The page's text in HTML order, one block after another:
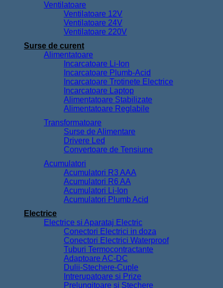
Ventilatoare
Ventilatoare 12V
Ventilatoare 24V
Ventilatoare 220V
Surse de curent
Alimentatoare
Incarcatoare Li-Ion
Incarcatoare Plumb-Acid
Incarcatoare Trotinete Electrice
Incarcatoare Laptop
Alimentatoare Stabilizate
Alimentatoare Reglabile
Transformatoare
Surse de Alimentare
Drivere Led
Convertoare de Tensiune
Acumulatori
Acumulatori R3 AAA
Acumulatori R6 AA
Acumulatori Li-Ion
Acumulatori Plumb Acid
Electrice
Electrice si Aparataj Electric
Conectori Electrici in doza
Conectori Electrici Waterproof
Tuburi Termocontractante
Adaptoare AC-DC
Dulii-Stechere-Cuple
Intrerupatoare si Prize
Prelungitoare si Stechere